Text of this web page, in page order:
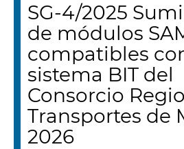
SG-4/2025
de módulos
compatibles
sistema BIT del
Consorcio
Transportes de
2026